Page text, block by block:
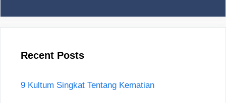
Recent Posts
9 Kultum Singkat Tentang Kematian